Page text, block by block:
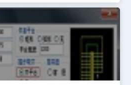
一点或 [绘制平台(T)/路径切换到左侧
键入Q切换路径到左侧方便绘制；输入
换到右侧(Q)/撤消上一点(U)]<退出>:拖
20 给点作为梯段结束点P4；输入下
消上一点(U)]<退出>:拖动并转角后在
三梯段起点；输入下一点或 [绘制梯段
上一点(U)]<切换到绘制梯段>:此时以回
绘制梯段；输入下一点或 [绘制平台(T)/
软件中绘制多跑楼梯的相关操作技巧
多跑楼梯浩辰CAD建筑软件中多跑楼
段结束、梯段和休息平台交替布置、各
点是先在对话框中确定“基线在左”或“基
段过程中能实时显示当前梯段步数、
设计中决定梯段起止位置，绘图交互中
命令选项，便于绘制休息平台的走向左
扶手的伸出长度，剖切位置可以根据
定义有转折的休息平台。首先打开浩辰